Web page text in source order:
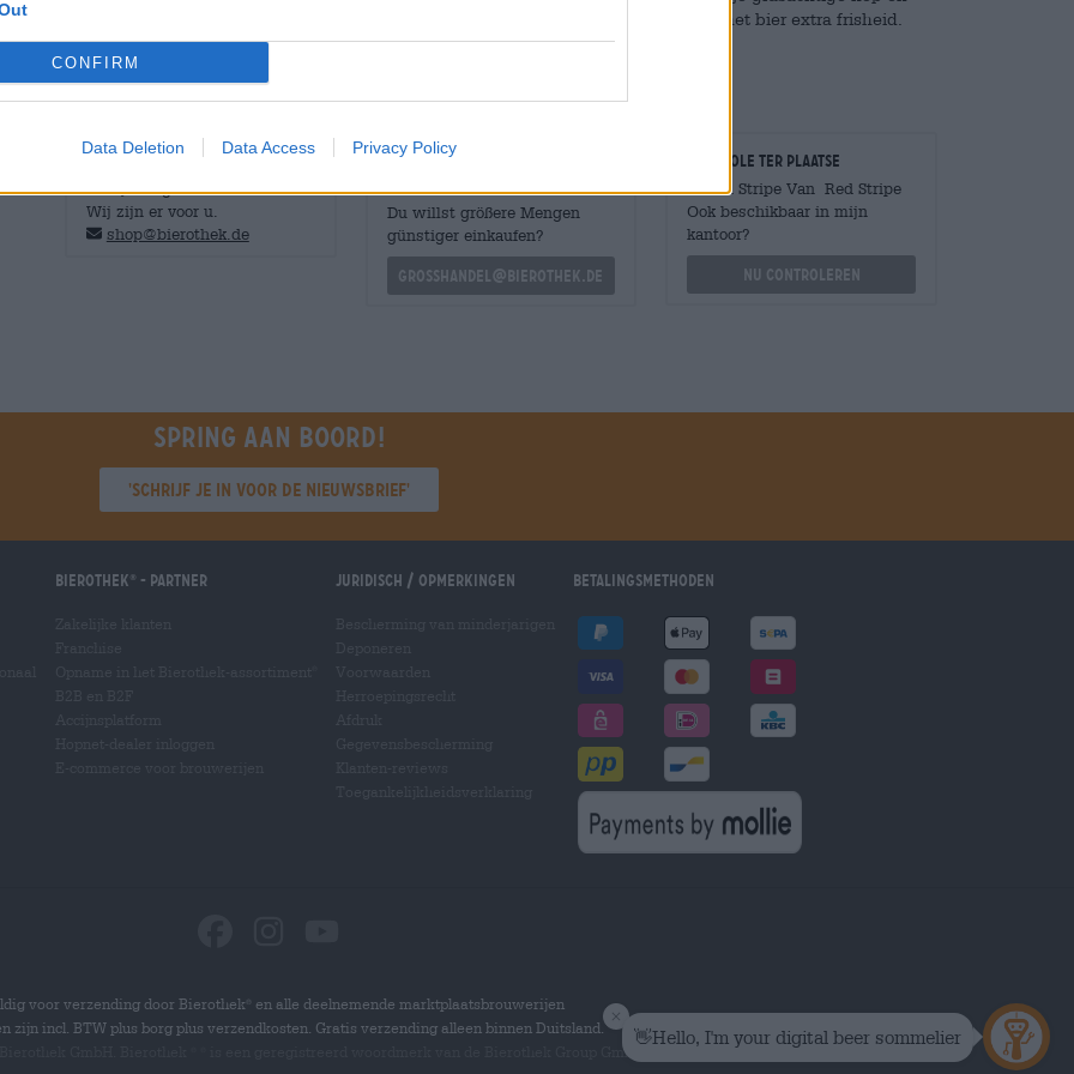
CONFIRM
Data Deletion Data Access Privacy Policy
een fijne toon van mout. Een subtiele zuurgraad rondt de aromaten af en geeft het bier extra frisheid.
Zomer, zon, strand en een rode streep!
GRATIS BIERCONSULT
Heb je vragen over dit bier?
Wij zijn er voor u.
shop@bierothek.de
handelaren of
Du willst größere Mengen
günstiger einkaufen?
grosshandel@bierothek.de
Controle ter plaatse
Is Red Stripe Van Red Stripe
Ook beschikbaar in mijn
kantoor?
Nu controleren
Spring aan boord!
'Schrijf je in voor de nieuwsbrief'
Bierothek - Partner Juridisch / Opmerkingen Betalingsmethoden
voor verzending door Bierothek
en alle deelnemende marktplaatsbrouwerijen
zijn incl. BTW plus borg plus verzendkosten. Gratis verzending alleen binnen Duitsland.
is een geregistreerd woordmerk van de Bierothek Group GmbH. Alle rechten voorbehouden.